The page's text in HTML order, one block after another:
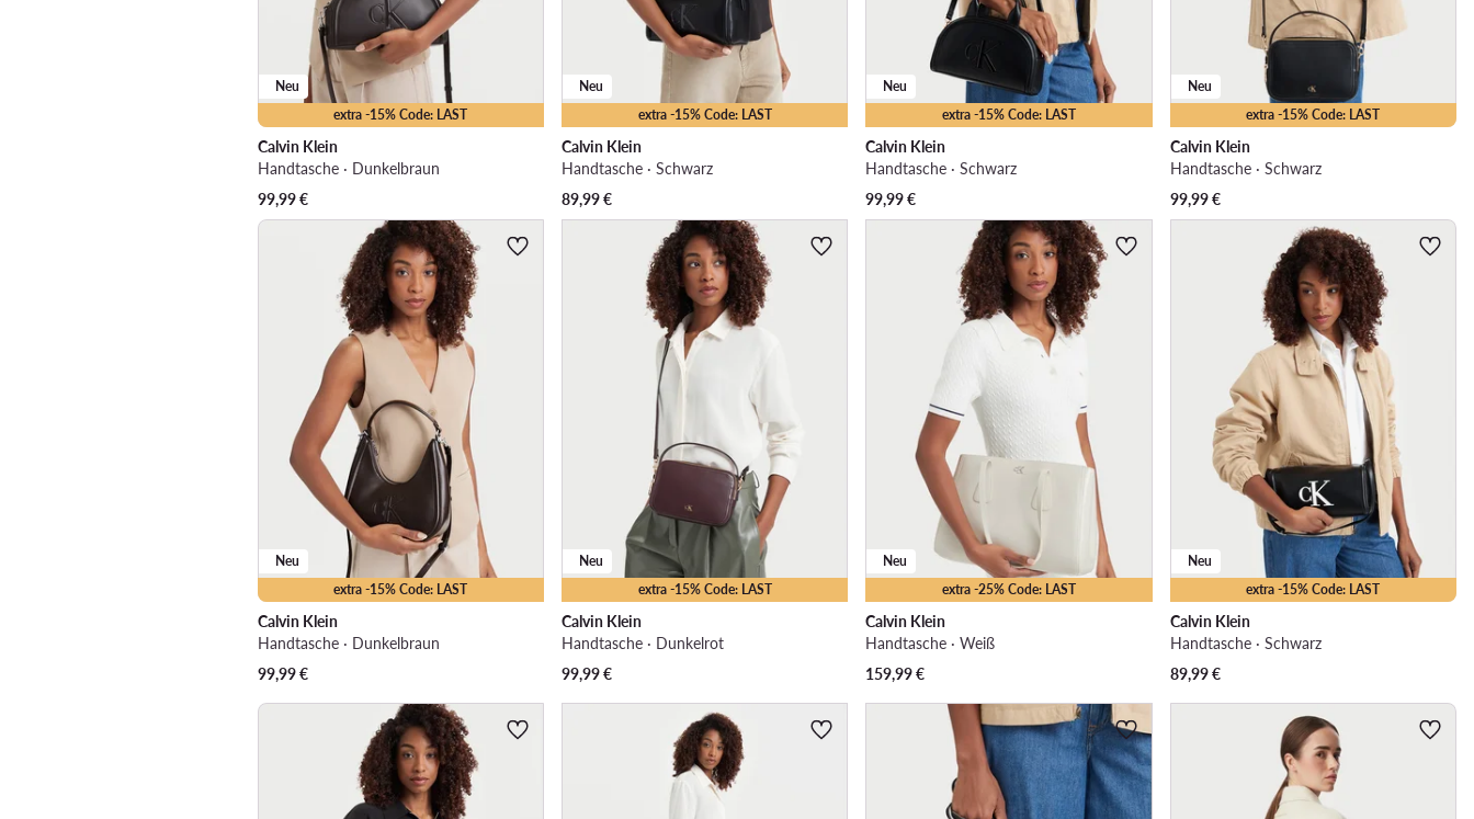
extra -15% Code: LAST
Neu
Calvin Klein
Handtasche · Dunkelbraun
99,99€
extra -15% Code: LAST
Neu
Calvin Klein
Handtasche · Schwarz
89,99€
extra -15% Code: LAST
Neu
Calvin Klein
Handtasche · Schwarz
99,99€
extra -15% Code: LAST
Neu
Calvin Klein
Handtasche · Schwarz
99,99€
extra -15% Code: LAST
Neu
Calvin Klein
Handtasche · Dunkelbraun
99,99€
extra -15% Code: LAST
Neu
Calvin Klein
Handtasche · Dunkelrot
99,99€
extra -25% Code: LAST
Neu
Calvin Klein
Handtasche · Weiß
159,99€
extra -15% Code: LAST
Neu
Calvin Klein
Handtasche · Schwarz
89,99€